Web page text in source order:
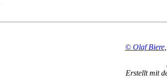
© Olaf Biere
Erstellt mit